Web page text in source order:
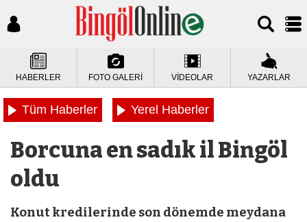
HABERLER FOTO GALERİ VİDEOLAR YAZARLAR
Tüm Haberler Yerel Haberler
Borcuna en sadık il Bingöl
oldu
Konut kredilerinde son dönemde meydana